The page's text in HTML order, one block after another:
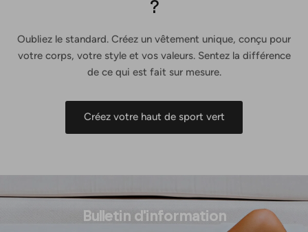
?
Oubliez le standard. Créez un vêtement unique, conçu pour
votre corps, votre style et vos valeurs. Sentez la différence
de ce qui est fait sur mesure.
Créez votre haut de sport vert
Bulletin d'information